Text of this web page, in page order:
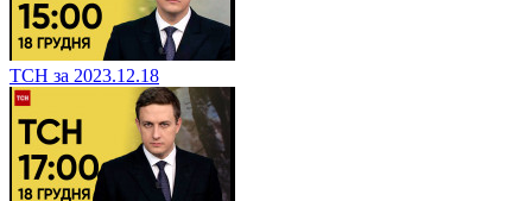
ТСН за 2023.12.18